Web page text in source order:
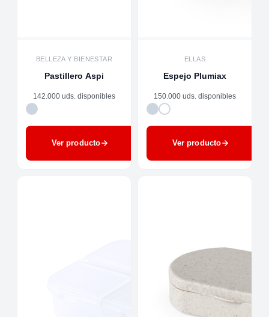
BELLEZA Y BIENESTAR
Pastillero Aspi
142.000 uds. disponibles
Ver producto
ELLAS
Espejo Plumiax
150.000 uds. disponibles
Ver producto